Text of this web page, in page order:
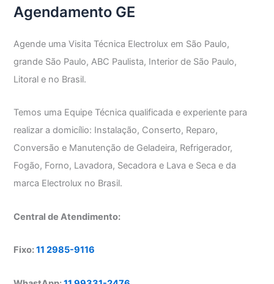
Agendamento GE
Agende uma Visita Técnica Electrolux em São Paulo,
grande São Paulo, ABC Paulista, Interior de São Paulo,
Litoral e no Brasil.
Temos uma Equipe Técnica qualificada e experiente para
realizar a domicílio: Instalação, Conserto, Reparo,
Conversão e Manutenção de Geladeira, Refrigerador,
Fogão, Forno, Lavadora, Secadora e Lava e Seca e da
marca Electrolux no Brasil.
Central de Atendimento:
Fixo:11 2985-9116